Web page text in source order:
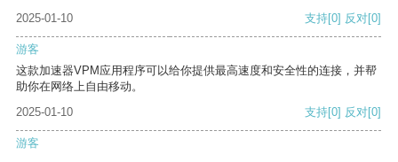
2025-01-10 支持[0] 反对[0]
游客
这款加速器VPM应用程序可以给你提供最高速度和安全性的连接，并帮
助你在网络上自由移动。
2025-01-10
支持[0] 反对[0]
游客